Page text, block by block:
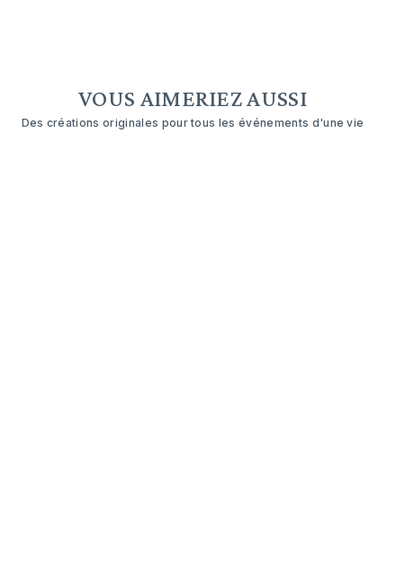
VOUS AIMERIEZ AUSSI
Des créations originales pour tous les événements d'une vie